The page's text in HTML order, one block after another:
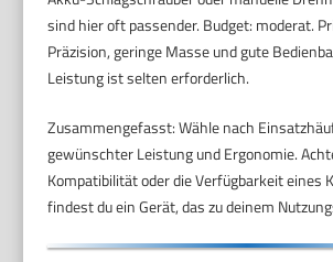
sind hier oft passender. Budget: moderat.
Präzision, geringe Masse und gute
Leistung ist selten erforderlich.
Zusammengefasst: Wähle nach
gewünschter Leistung und Ergonomie.
Kompatibilität oder die Verfügbarkeit eines
findest du ein Gerät, das zu deinem